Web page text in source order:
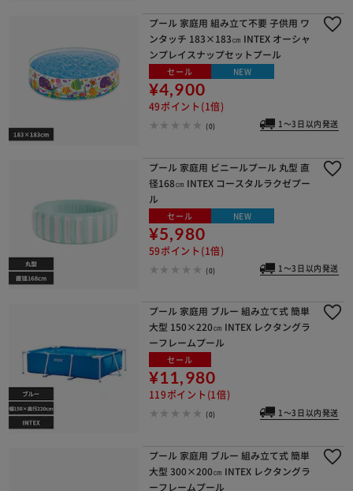
プール 家庭用 組み立て不要 子供用 ワ
ンタッチ 183×183㎝ INTEX オーシャ
ンプレイスナップセットプール
セール NEW
¥4,900
49ポイント(1倍)
(0) 1～3日以内発送
プール 家庭用 ビニールプール 丸型 直
径168㎝ INTEX コースタルラクゼプー
ル
セール NEW
¥5,980
59ポイント(1倍)
(0) 1～3日以内発送
プール 家庭用 ブルー 組み立て式 簡単
大型 150×220㎝ INTEX レクタングラ
ーフレームプール
セール
¥11,980
119ポイント(1倍)
(0) 1～3日以内発送
プール 家庭用 ブルー 組み立て式 簡単
大型 300×200㎝ INTEX レクタングラ
ーフレームプール